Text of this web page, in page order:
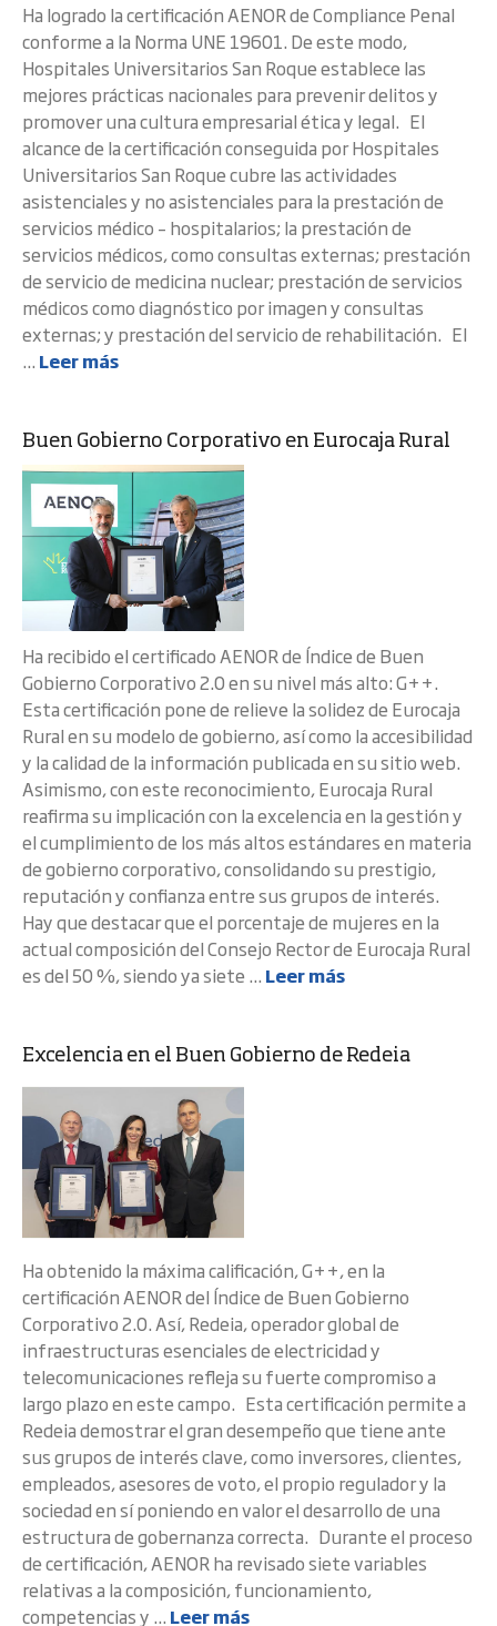
Ha logrado la certificación AENOR de Compliance Penal
conforme a la Norma UNE 19601. De este modo,
Hospitales Universitarios San Roque establece las
mejores prácticas nacionales para prevenir delitos y
promover una cultura empresarial ética y legal. El
alcance de la certificación conseguida por Hospitales
Universitarios San Roque cubre las actividades
asistenciales y no asistenciales para la prestación de
servicios médico – hospitalarios; la prestación de
servicios médicos, como consultas externas; prestación
de servicio de medicina nuclear; prestación de servicios
médicos como diagnóstico por imagen y consultas
externas; y prestación del servicio de rehabilitación. El
... Leer más
Buen Gobierno Corporativo en Eurocaja Rural
Ha recibido el certificado AENOR de Índice de Buen
Gobierno Corporativo 2.0 en su nivel más alto: G++.
Esta certificación pone de relieve la solidez de Eurocaja
Rural en su modelo de gobierno, así como la accesibilidad
y la calidad de la información publicada en su sitio web.
Asimismo, con este reconocimiento, Eurocaja Rural
reafirma su implicación con la excelencia en la gestión y
el cumplimiento de los más altos estándares en materia
de gobierno corporativo, consolidando su prestigio,
reputación y confianza entre sus grupos de interés.
Hay que destacar que el porcentaje de mujeres en la
actual composición del Consejo Rector de Eurocaja Rural
es del 50 %, siendo ya siete ... Leer más
Excelencia en el Buen Gobierno de Redeia
Ha obtenido la máxima calificación, G++, en la
certificación AENOR del Índice de Buen Gobierno
Corporativo 2.0. Así, Redeia, operador global de
infraestructuras esenciales de electricidad y
telecomunicaciones refleja su fuerte compromiso a
largo plazo en este campo. Esta certificación permite a
Redeia demostrar el gran desempeño que tiene ante
sus grupos de interés clave, como inversores, clientes,
empleados, asesores de voto, el propio regulador y la
sociedad en sí poniendo en valor el desarrollo de una
estructura de gobernanza correcta. Durante el proceso
de certificación, AENOR ha revisado siete variables
relativas a la composición, funcionamiento,
competencias y ... Leer más